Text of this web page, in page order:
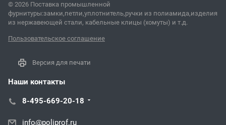
© 2026 Поставка промышленной
фурнитуры:замки,петли,уплотнитель,ручки из полиамида,изделия
из нержавеющей стали, кабельные клицы (хомуты) и т.д.
Пользовательское соглашение
Версия для печати
Наши контакты
8-495-669-20-18
info@poliprof.ru